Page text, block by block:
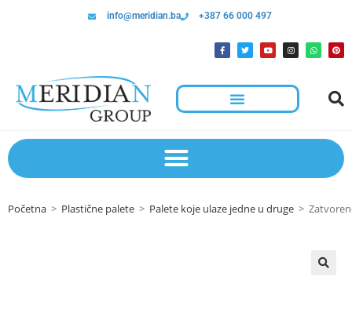
info@meridian.ba +387 66 000 497
Početna > Plastične palete > Palete koje ulaze jedne u druge >